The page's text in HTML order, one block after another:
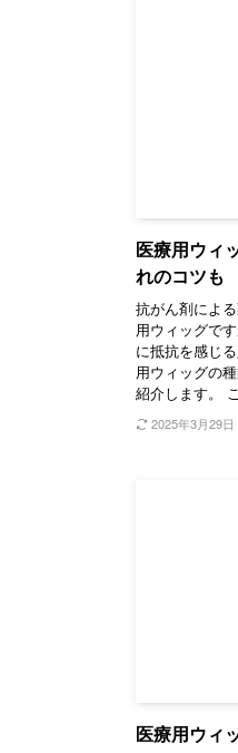
医療用ウィ
れのコツも
抗がん剤によ
用ウィッグで
に抵抗を感じ
用ウィッグの
紹介します。
2025年3月29日
医療用ウィ